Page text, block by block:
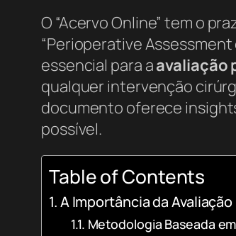
O “Acervo Online” tem o
“Perioperative
essencial para aavaliação
qualquer intervenção
documento oferece
possível.
Table of Contents
A Importância da
Metodologia Baseada